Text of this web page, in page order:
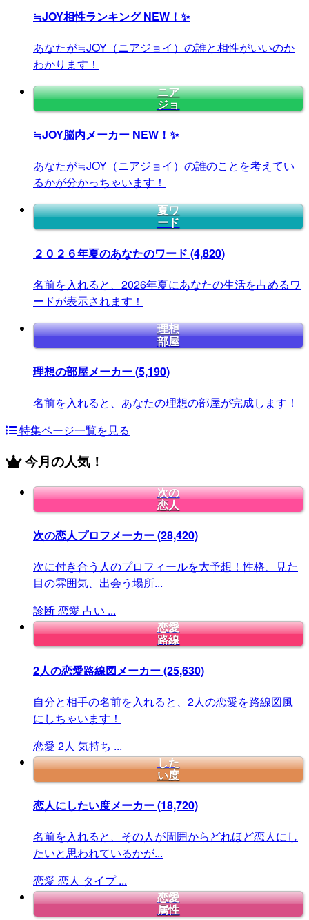
≒JOY相性ランキングNEW！✨
あなたが≒JOY（ニアジョイ）の誰と相性がいいのか
わかります！
ニア
ジョ
≒JOY脳内メーカー NEW！✨
あなたが≒JOY（ニアジョイ）の誰のことを考えてい
るかが分かっちゃいます！
夏ワ
ード
２０２６年夏のあなたのワード (4,820)
名前を入れると、2026年夏にあなたの生活を占めるワ
ードが表示されます！
理想
部屋
理想の部屋メーカー(5,190)
名前を入れると、あなたの理想の部屋が完成します！
特集ページ一覧を見る
今月の人気！
次の
恋人
次の恋人プロフメーカー(28,420)
次に付き合う人のプロフィールを大予想！性格、見た
目の雰囲気、出会う場所...
診断恋愛 占い ...
恋愛
路線
2人の恋愛路線図メーカー(25,630)
自分と相手の名前を入れると、2人の恋愛を路線図風
にしちゃいます！
恋愛 2人 気持ち ...
した
い度
恋人にしたい度メーカー(18,720)
名前を入れると、その人が周囲からどれほど恋人にし
たいと思われているかが...
恋愛 恋人 タイプ ...
恋愛
属性